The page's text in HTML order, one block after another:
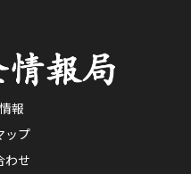
報
ップ
わせ